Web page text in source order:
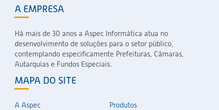
A EMPRESA
Há mais de 30 anos a Aspec Informática atua no
desenvolvimento de soluções para o setor público,
contemplando especificamente Prefeituras, Câmaras,
Autarquias e Fundos Especiais.
MAPA DO SITE
A Aspec
Produtos